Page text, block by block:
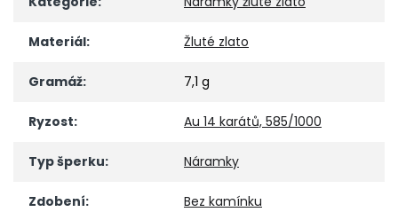
Materiál: Žluté zlato
Gramáž: 7,1 g
Ryzost: Au 14 karátů, 585/1000
Typ šperku: Náramky
Zdobení: Bez kamínku